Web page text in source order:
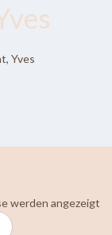
Yves
werden angezeigt